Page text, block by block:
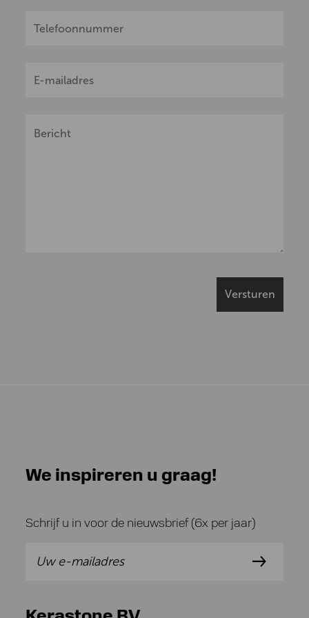
We inspireren u graag!
Schrijf u in voor de nieuwsbrief (6x per jaar)